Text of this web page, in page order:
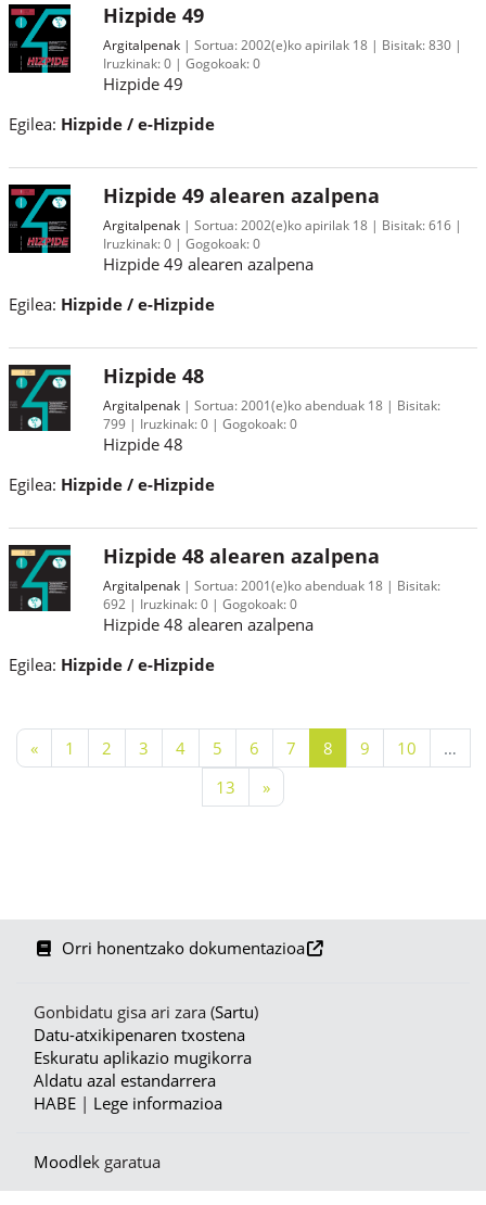
Hizpide 49
Argitalpenak Sortua: 2002(e)ko apirilak 18 Bisitak:830
Iruzkinak:0 Gogokoak:0
Hizpide 49
Egilea: Hizpide / e-Hizpide
Hizpide 49 alearen azalpena
Argitalpenak Sortua: 2002(e)ko apirilak 18 Bisitak:616
Iruzkinak:0 Gogokoak:0
Hizpide 49 alearen azalpena
Egilea: Hizpide / e-Hizpide
Hizpide 48
Argitalpenak Sortua: 2001(e)ko abenduak 18
Bisitak:
799
Iruzkinak:0 Gogokoak:0
Hizpide 48
Egilea: Hizpide / e-Hizpide
Hizpide 48 alearen azalpena
Argitalpenak Sortua: 2001(e)ko abenduak 18
Bisitak:
692
Iruzkinak:0 Gogokoak:0
Hizpide 48 alearen azalpena
Egilea: Hizpide / e-Hizpide
«Aurreko orria
1 1. orria
22. orria
33. orria
44. orria
55. orria
66. orria
77. orria
88. orria
99. orria
1010. orria
…
1313. orria
»Hurrengo orria
Orri honentzako dokumentazioa
Gonbidatu gisa ari zara (Sartu)
Datu-atxikipenaren txostena
Eskuratu aplikazio mugikorra
Aldatu azal estandarrera
HABE | Lege informazioa
Moodlek garatua